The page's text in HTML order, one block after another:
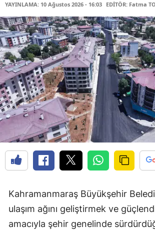
YAYINLAMA: 10 Ağustos 2026 - 16:03 EDİTÖR: Fatma
Kahramanmaraş Büyükşehir
ulaşım ağını geliştirmek ve
amacıyla şehir genelinde